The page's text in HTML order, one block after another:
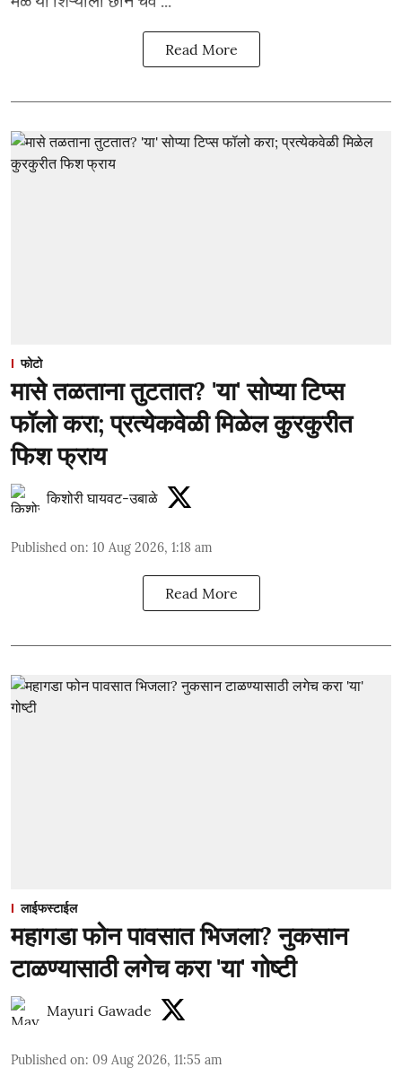
Read More
फोटो
मासे तळताना तुटतात? 'या' सोप्या टिप्स
फॉलो करा; प्रत्येकवेळी मिळेल कुरकुरीत
फिश फ्राय
किशोरी घायवट-उबाळे
Published on: 10 Aug 2026, 1:18 am
Read More
लाईफस्टाईल
महागडा फोन पावसात भिजला? नुकसान
टाळण्यासाठी लगेच करा 'या' गोष्टी
Mayuri Gawade
Published on: 09 Aug 2026, 11:55 am